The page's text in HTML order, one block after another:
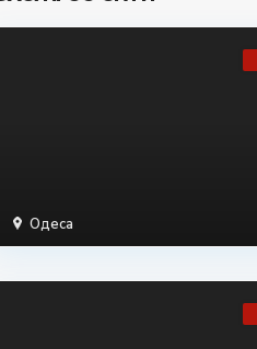
Одеса